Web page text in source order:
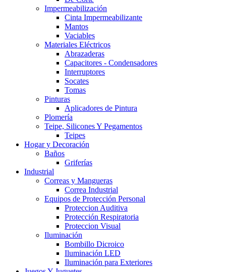
Impermeabilización
Cinta Impermeabilizante
Mantos
Vaciables
Materiales Eléctricos
Abrazaderas
Capacitores - Condensadores
Interruptores
Socates
Tomas
Pinturas
Aplicadores de Pintura
Plomería
Teipe, Silicones Y Pegamentos
Teipes
Hogar y Decoración
Baños
Griferías
Industrial
Correas y Mangueras
Correa Industrial
Equipos de Protección Personal
Proteccion Auditiva
Protección Respiratoria
Proteccion Visual
Iluminación
Bombillo Dicroico
Iluminación LED
Iluminación para Exteriores